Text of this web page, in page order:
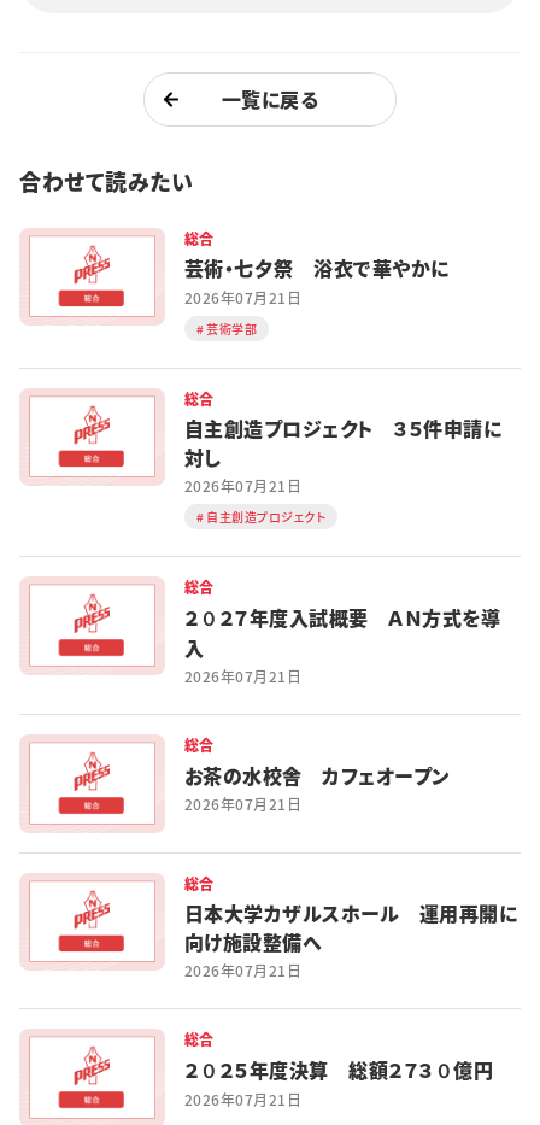
一覧に戻る
合わせて読みたい
総合
芸術・七夕祭 浴衣で華やかに
2026年07月21日
芸術学部
総合
自主創造プロジェクト ３５件申請に
対し
2026年07月21日
自主創造プロジェクト
総合
２０２７年度入試概要 ＡＮ方式を導
入
2026年07月21日
総合
お茶の水校舎 カフェオープン
2026年07月21日
総合
日本大学カザルスホール 運用再開に
向け施設整備へ
2026年07月21日
総合
２０２５年度決算 総額２７３０億円
2026年07月21日